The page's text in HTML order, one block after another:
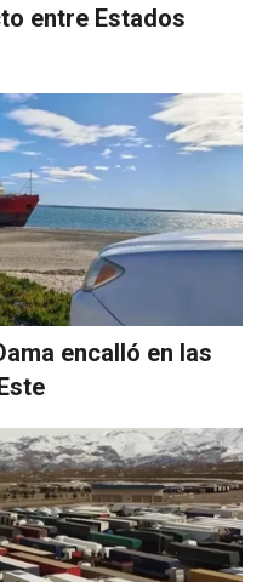
entre Estados
encalló en las